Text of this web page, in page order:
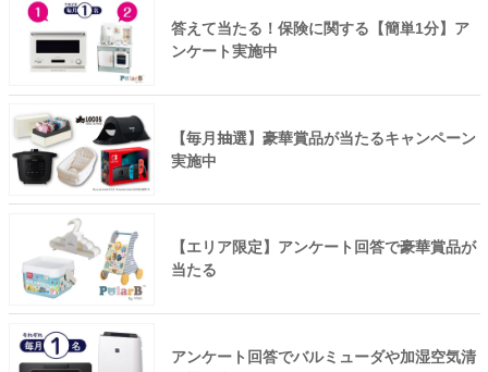
答えて当たる！保険に関する【簡単1分】ア
ンケート実施中
【毎月抽選】豪華賞品が当たるキャンペーン
実施中
【エリア限定】アンケート回答で豪華賞品が
当たる
アンケート回答でバルミューダや加湿空気清